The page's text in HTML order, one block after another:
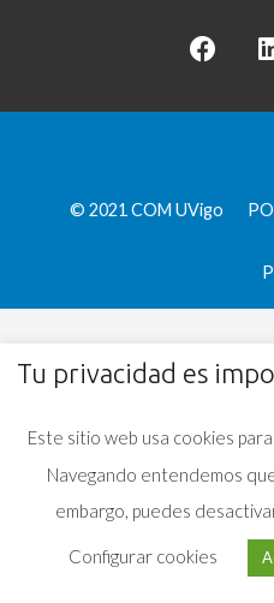
© 2021 COM UVigo
Tu privacidad es
Este sitio web usa cookies
Navegando entendemos
embargo, puedes
Configurar cookies